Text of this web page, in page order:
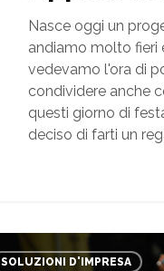
Nasce oggi un
andiamo molto fieri
vedevamo l'ora di
condividere anche
questi giorno di
deciso di farti un
SOLUZIONI D'IMPRESA